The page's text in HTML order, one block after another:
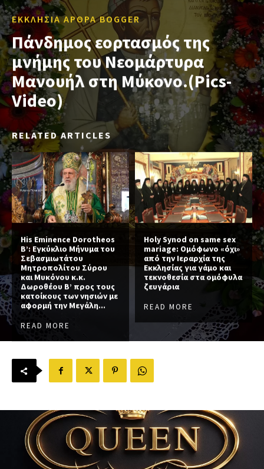
ΕΚΚΛΗΣΙΑ ΑΡΘΡΑ BOGGER
Πάνδημος εορτασμός της
μνήμης του Νεομάρτυρα
Μανουήλ στη Μύκονο.(Pics-
Video)
RELATED ARTICLES
His Eminence Dorotheos
B’: Εγκύκλιο Μήνυμα του
Σεβασμιωτάτου
Μητροπολίτου Σύρου
και Μυκόνου κ.κ.
Δωροθέου Β’ προς τους
κατοίκους των νησιών με
αφορμή την Μεγάλη...
READ MORE
Holy Synod on same sex
mariage: Ομόφωνο «όχι»
από την Ιεραρχία της
Εκκλησίας για γάμο και
τεκνοθεσία στα ομόφυλα
ζευγάρια
READ MORE